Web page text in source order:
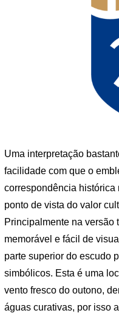
Uma interpretação
facilidade com que o
correspondência histórica
ponto de vista do valor
Principalmente na versão
memorável e fácil de
parte superior do escudo
simbólicos. Esta é uma
vento fresco do outono,
águas curativas, por isso